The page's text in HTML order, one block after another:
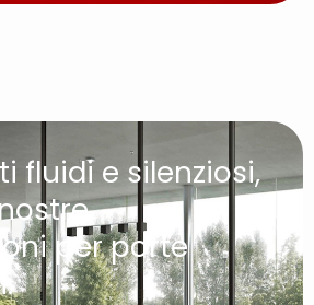
fluidi e silenziosi,
per porte